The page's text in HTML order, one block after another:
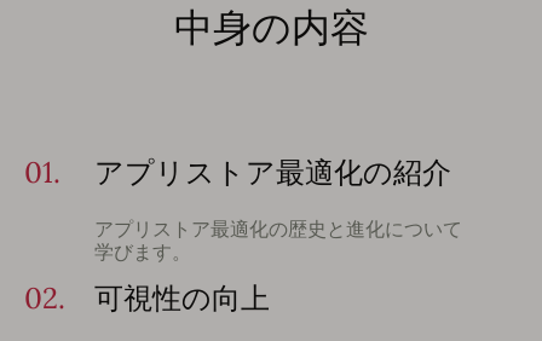
中身の内容
01. アプリストア最適化の紹介
アプリストア最適化の歴史と進化について
学びます。
02. 可視性の向上